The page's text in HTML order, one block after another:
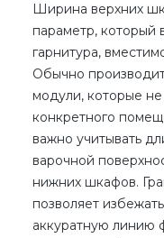
Ширина верхних
параметр, который
гарнитура,
Обычно
модули, которые
конкретного
важно учитывать
варочной
нижних шкафов.
позволяет
аккуратную линию